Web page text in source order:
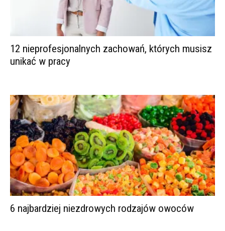
12 nieprofesjonalnych zachowań, których musisz
unikać w pracy
6 najbardziej niezdrowych rodzajów owoców